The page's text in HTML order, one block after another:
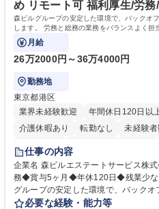
め リモート可 福利厚生/労
森ビルグループの安定した環境で、バックオ
します。 労務と総務の業務をバランスよく担
にも挑戦できる、やりがいある環境です。
月給
26万2000円～36万4000円
勤務地
東京都港区
業界未経験歓迎
年間休日120日以
介護休暇あり
転勤なし 未経験
経験者歓迎
完全週休2日制
交通費支給 長期
仕事の内容
企業名 森ビルエステートサービス株式会社 求人名 【森ビルG】
務◆賞与5ヶ月◆年休120日◆残業少なめ◆リモート
グループの安定した環境で、バック
をお任せします。 労務と総務の業務
必要な経験・能力等